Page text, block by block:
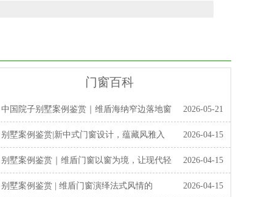
门窗百科
中国院子别墅案例鉴赏｜维盾海纳窄边落地窗 2026-05-21
别墅案例鉴赏|新中式门窗设计，蕴藏风雅入 2026-04-15
别墅案例鉴赏｜维盾门窗以窗为境，让现代轻 2026-04-15
别墅案例鉴赏 | 维盾门窗演绎法式风情的 2026-04-15